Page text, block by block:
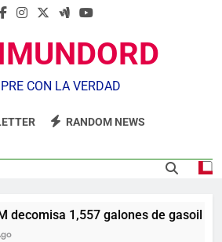
CON LA VERDAD
RANDOM NEWS
decomisa 1,557 galones de gasoil y